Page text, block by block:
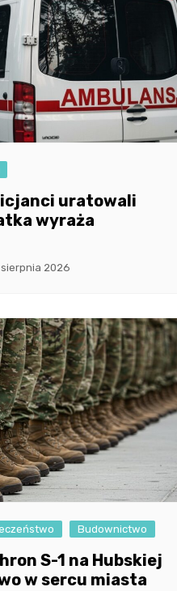
uratowali
wyraża
2026
Budownictwo
S-1 na Hubskiej
w sercu miasta